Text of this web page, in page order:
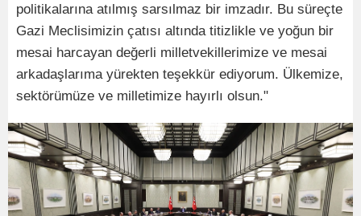
politikalarına atılmış sarsılmaz bir imzadır. Bu süreçte
Gazi Meclisimizin çatısı altında titizlikle ve yoğun bir
mesai harcayan değerli milletvekillerimize ve mesai
arkadaşlarıma yürekten teşekkür ediyorum. Ülkemize,
sektörümüze ve milletimize hayırlı olsun."